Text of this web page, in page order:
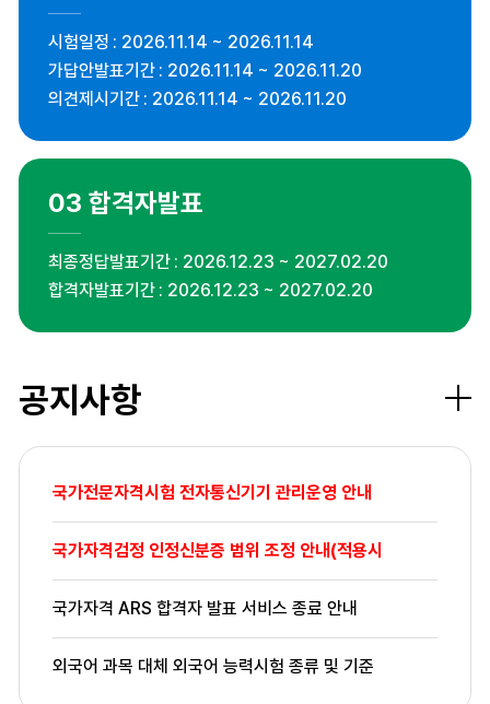
시험일정
2026.11.14 ~ 2026.11.14
가답안발표기간
2026.11.14 ~ 2026.11.20
의견제시기간
2026.11.14 ~ 2026.11.20
03 합격자발표
최종정답발표기간
2026.12.23 ~ 2027.02.20
합격자발표기간
2026.12.23 ~ 2027.02.20
공지사항
국가전문자격시험 전자통신기기 관리운영 안내
국가자격검정 인정신분증 범위 조정 안내(적용시
국가자격 ARS 합격자 발표 서비스 종료 안내
외국어 과목 대체 외국어 능력시험 종류 및 기준
더보